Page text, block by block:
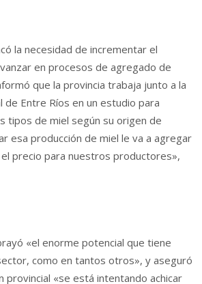
la necesidad de incrementar el
en procesos de agregado de
que la provincia trabaja junto a la
de Entre Ríos en un estudio para
tipos de miel según su origen de
esa producción de miel le va a agregar
precio para nuestros productores»,
«el enorme potencial que tiene
como en tantos otros», y aseguró
provincial «se está intentando achicar